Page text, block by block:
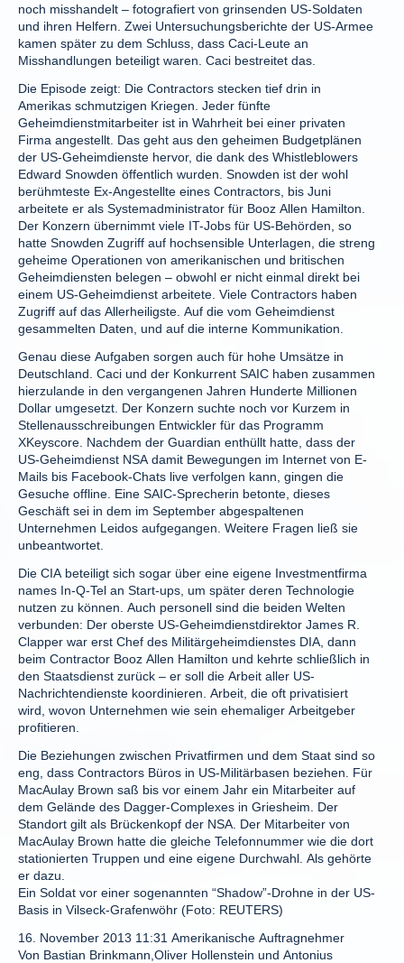
noch misshandelt – fotografiert von grinsenden US-Soldaten
und ihren Helfern. Zwei Untersuchungsberichte der US-Armee
kamen später zu dem Schluss, dass Caci-Leute an
Misshandlungen beteiligt waren. Caci bestreitet das.
Die Episode zeigt: Die Contractors stecken tief drin in
Amerikas schmutzigen Kriegen. Jeder fünfte
Geheimdienstmitarbeiter ist in Wahrheit bei einer privaten
Firma angestellt. Das geht aus den geheimen Budgetplänen
der US-Geheimdienste hervor, die dank des Whistleblowers
Edward Snowden öffentlich wurden. Snowden ist der wohl
berühmteste Ex-Angestellte eines Contractors, bis Juni
arbeitete er als Systemadministrator für Booz Allen Hamilton.
Der Konzern übernimmt viele IT-Jobs für US-Behörden, so
hatte Snowden Zugriff auf hochsensible Unterlagen, die streng
geheime Operationen von amerikanischen und britischen
Geheimdiensten belegen – obwohl er nicht einmal direkt bei
einem US-Geheimdienst arbeitete. Viele Contractors haben
Zugriff auf das Allerheiligste. Auf die vom Geheimdienst
gesammelten Daten, und auf die interne Kommunikation.
Genau diese Aufgaben sorgen auch für hohe Umsätze in
Deutschland. Caci und der Konkurrent SAIC haben zusammen
hierzulande in den vergangenen Jahren Hunderte Millionen
Dollar umgesetzt. Der Konzern suchte noch vor Kurzem in
Stellenausschreibungen Entwickler für das Programm
XKeyscore. Nachdem der Guardian enthüllt hatte, dass der
US-Geheimdienst NSA damit Bewegungen im Internet von E-
Mails bis Facebook-Chats live verfolgen kann, gingen die
Gesuche offline. Eine SAIC-Sprecherin betonte, dieses
Geschäft sei in dem im September abgespaltenen
Unternehmen Leidos aufgegangen. Weitere Fragen ließ sie
unbeantwortet.
Die CIA beteiligt sich sogar über eine eigene Investmentfirma
names In-Q-Tel an Start-ups, um später deren Technologie
nutzen zu können. Auch personell sind die beiden Welten
verbunden: Der oberste US-Geheimdienstdirektor James R.
Clapper war erst Chef des Militärgeheimdienstes DIA, dann
beim Contractor Booz Allen Hamilton und kehrte schließlich in
den Staatsdienst zurück – er soll die Arbeit aller US-
Nachrichtendienste koordinieren. Arbeit, die oft privatisiert
wird, wovon Unternehmen wie sein ehemaliger Arbeitgeber
profitieren.
Die Beziehungen zwischen Privatfirmen und dem Staat sind so
eng, dass Contractors Büros in US-Militärbasen beziehen. Für
MacAulay Brown saß bis vor einem Jahr ein Mitarbeiter auf
dem Gelände des Dagger-Complexes in Griesheim. Der
Standort gilt als Brückenkopf der NSA. Der Mitarbeiter von
MacAulay Brown hatte die gleiche Telefonnummer wie die dort
stationierten Truppen und eine eigene Durchwahl. Als gehörte
er dazu.
Ein Soldat vor einer sogenannten “Shadow”-Drohne in der US-
Basis in Vilseck-Grafenwöhr (Foto: REUTERS)
16. November 2013 11:31 Amerikanische Auftragnehmer
Von Bastian Brinkmann,Oliver Hollenstein und Antonius